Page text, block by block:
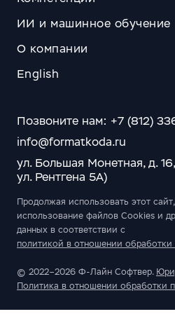
ИИ и машинное обучение
О компании
English
Позвоните нам: +7 (812)
info@formatkoda.ru
ул. Большая Монетная, д.
ул. Рентгена 5А)
Продолжая использовать этот
использование файлов Cookies и
данных в соответствии с
политикой в отношении обработки
© 2022–2026 Ф-Лайн Софтвер.
Политика в отношении обработки